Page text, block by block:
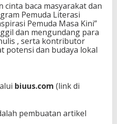
baca masyarakat dan
Pemuda Literasi
Pemuda Masa Kini”
dan mengundang para
, serta kontributor
potensi dan budaya lokal
biuus.com (link di
pembuatan artikel